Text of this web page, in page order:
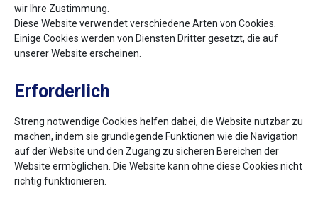
wir Ihre Zustimmung.
Diese Website verwendet verschiedene Arten von Cookies.
Einige Cookies werden von Diensten Dritter gesetzt, die auf
unserer Website erscheinen.
Erforderlich
Streng notwendige Cookies helfen dabei, die Website nutzbar zu
machen, indem sie grundlegende Funktionen wie die Navigation
auf der Website und den Zugang zu sicheren Bereichen der
Website ermöglichen. Die Website kann ohne diese Cookies nicht
richtig funktionieren.